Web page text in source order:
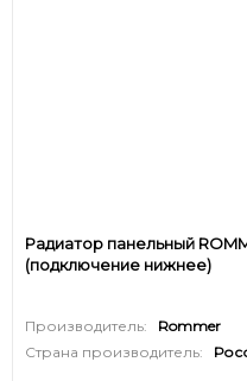
Радиатор панельный
(подключение нижнее)
Производитель:
Rommer
Страна производитель: